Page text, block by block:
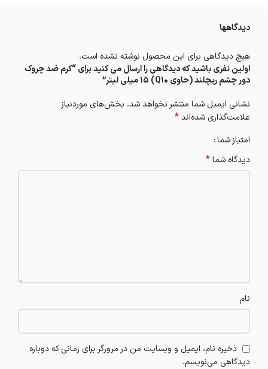
دیدگاهها
هیچ دیدگاهی برای این محصول نوشته نشده است.
اولین نفری باشید که دیدگاهی را ارسال می کنید برای “کرم ضد چروک
دور چشم ریچلند (حاوی Q10) 15 میلی لیتر”
نشانی ایمیل شما منتشر نخواهد شد. بخش‌های موردنیاز
علامت‌گذاری شده‌اند*
امتیاز شما
دیدگاه شما*
نام
ذخیره نام، ایمیل و وبسایت من در مرورگر برای زمانی که دوباره
دیدگاهی می‌نویسم.